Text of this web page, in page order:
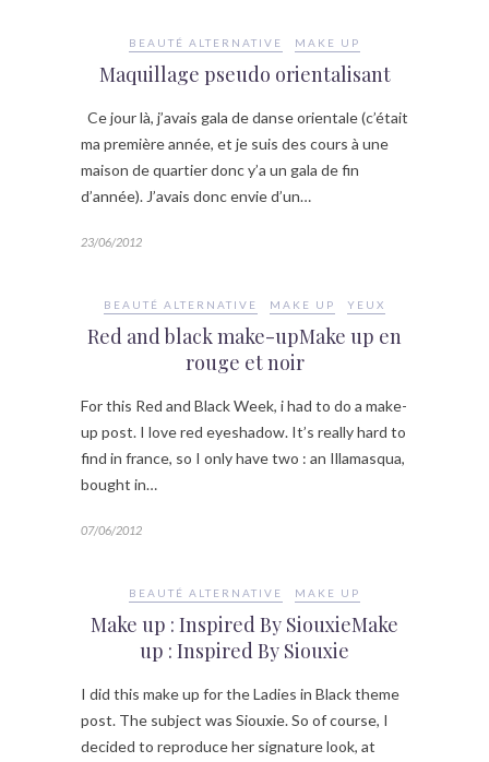
BEAUTÉ ALTERNATIVE MAKE UP
Maquillage pseudo orientalisant
Ce jour là, j’avais gala de danse orientale (c’était
ma première année, et je suis des cours à une
maison de quartier donc y’a un gala de fin
d’année). J’avais donc envie d’un…
23/06/2012
BEAUTÉ ALTERNATIVE MAKE UP YEUX
Red and black make-upMake up en
rouge et noir
For this Red and Black Week, i had to do a make-
up post. I love red eyeshadow. It’s really hard to
find in france, so I only have two : an Illamasqua,
bought in…
07/06/2012
BEAUTÉ ALTERNATIVE MAKE UP
Make up : Inspired By SiouxieMake
up : Inspired By Siouxie
I did this make up for the Ladies in Black theme
post. The subject was Siouxie. So of course, I
decided to reproduce her signature look, at